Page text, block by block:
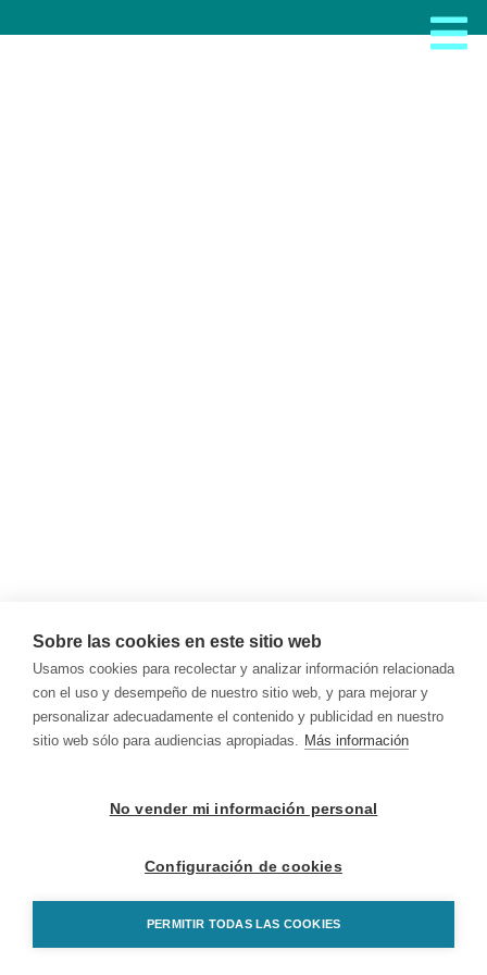
Sobre las cookies en este sitio web
Usamos cookies para recolectar y analizar información relacionada
con el uso y desempeño de nuestro sitio web, y para mejorar y
personalizar adecuadamente el contenido y publicidad en nuestro
sitio web sólo para audiencias apropiadas. Más información
No vender mi información personal
Configuración de cookies
PERMITIR TODAS LAS COOKIES